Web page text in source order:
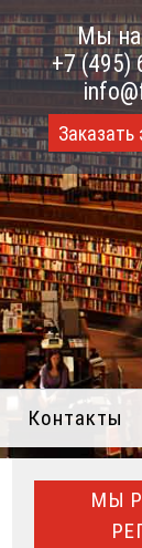
Мы на
+7 (495)
Заказать
Контакты
МЫ